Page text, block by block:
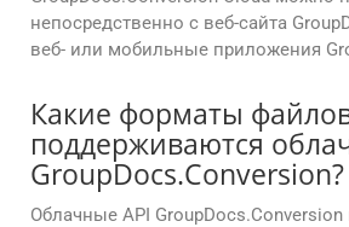
непосредственно с веб-сайта
веб- или мобильные приложения
Какие форматы
поддерживаются
GroupDocs.Conversion?
Облачные API